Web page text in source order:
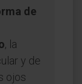
de
, la
y de
ojos